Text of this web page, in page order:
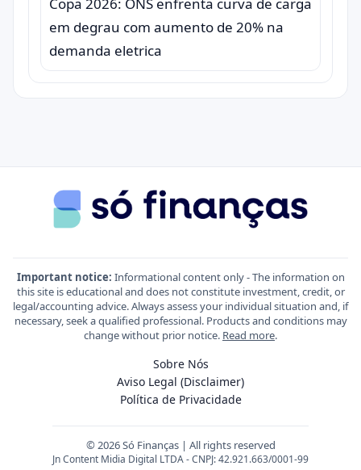
em degrau com aumento de 20% na
demanda eletrica
Important notice: Informational content only - The information on
this site is educational and does not constitute investment, credit, or
legal/accounting advice. Always assess your individual situation and, if
necessary, seek a qualified professional. Products and conditions may
change without prior notice. Read more.
Sobre Nós
Aviso Legal (Disclaimer)
Política de Privacidade
© 2026 Só Finanças | All rights reserved
Jn Content Midia Digital LTDA - CNPJ: 42.921.663/0001-99